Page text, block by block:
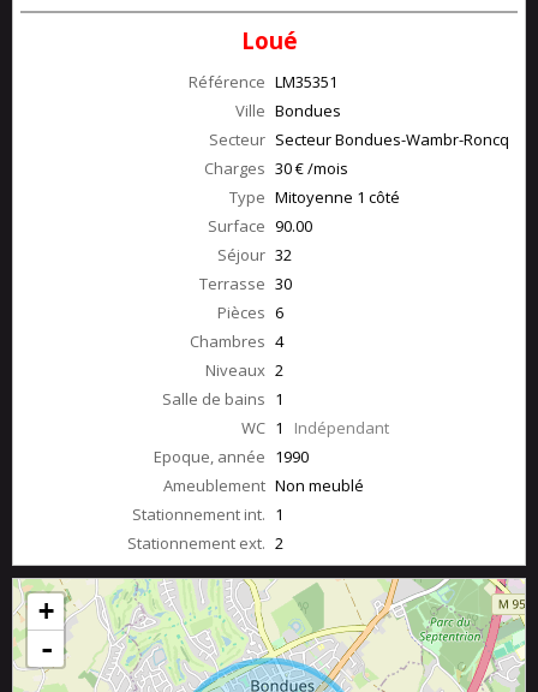
Loué
Référence LM35351
Ville Bondues
Secteur Secteur Bondues-Wambr-Roncq
Charges 30 € /mois
Type Mitoyenne 1 côté
Surface 90.00
Séjour 32
Terrasse 30
Pièces 6
Chambres 4
Niveaux 2
Salle de bains 1
WC 1 Indépendant
Epoque, année 1990
Ameublement Non meublé
Stationnement int. 1
Stationnement ext. 2
+
-